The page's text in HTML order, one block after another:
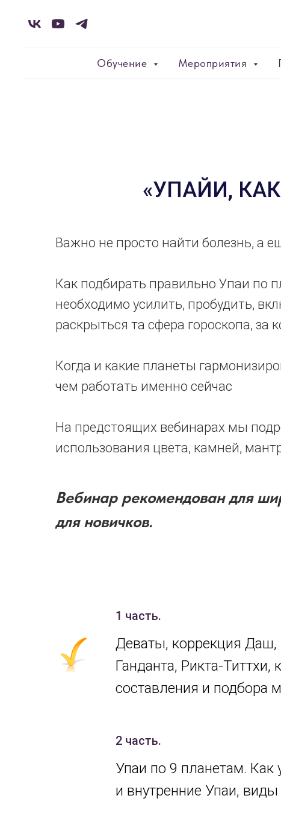
Обучение Мероприятия
«УПАЙИ,
Важно не просто найти болезнь, а
Как подбирать правильно Упаи по
необходимо усилить, пробудить,
раскрыться та сфера гороскопа, за
Когда и какие планеты
чем работать именно сейчас
На предстоящих вебинарах мы
использования цвета, камней,
Вебинар рекомендован для
для новичков.
1 часть.
Деваты, коррекция Даш,
Ганданта, Рикта-
составления и подбора
2 часть.
Упаи по 9 планетам. Как
и внутренние Упаи,